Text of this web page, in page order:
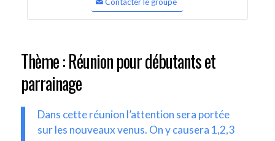
Thème : Réunion pour débutants et
parrainage
Dans cette réunion l’attention sera portée
sur les nouveaux venus. On y causera 1,2,3